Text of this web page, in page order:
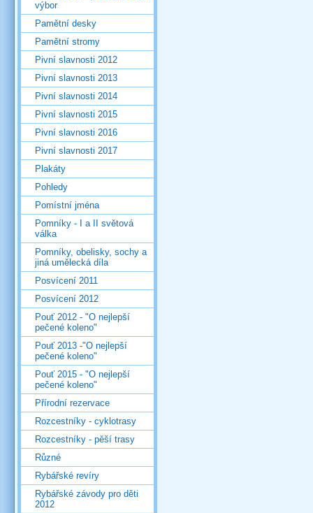
výbor
Pamětní desky
Pamětní stromy
Pivní slavnosti 2012
Pivní slavnosti 2013
Pivní slavnosti 2014
Pivní slavnosti 2015
Pivní slavnosti 2016
Pivní slavnosti 2017
Plakáty
Pohledy
Pomístní jména
Pomníky - I a II světová
válka
Pomníky, obelisky, sochy a
jiná umělecká díla
Posvícení 2011
Posvícení 2012
Pouť 2012 - "O nejlepší
pečené koleno"
Pouť 2013 -"O nejlepší
pečené koleno"
Pouť 2015 - "O nejlepší
pečené koleno"
Přírodní rezervace
Rozcestníky - cyklotrasy
Rozcestníky - pěší trasy
Různé
Rybářské revíry
Rybářské závody pro děti
2012